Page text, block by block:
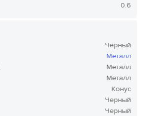
0.6
Черный
Металл
Металл
Металл
Конус
Черный
Черный